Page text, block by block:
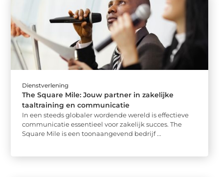
Dienstverlening
The Square Mile: Jouw partner in zakelijke
taaltraining en communicatie
In een steeds globaler wordende wereld is effectieve
communicatie essentieel voor zakelijk succes. The
Square Mile is een toonaangevend bedrijf ...